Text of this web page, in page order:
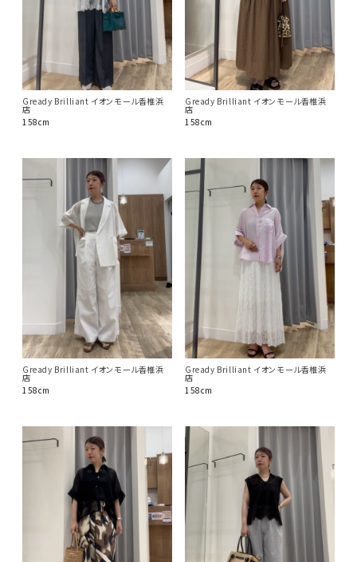
Gready Brilliant イオンモール香椎浜
店
158cm
Gready Brilliant イオンモール香椎浜
店
158cm
Gready Brilliant イオンモール香椎浜
店
158cm
Gready Brilliant イオンモール香椎浜
店
158cm